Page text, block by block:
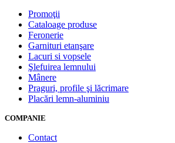
Promoţii
Cataloage produse
Feronerie
Garnituri etanşare
Lacuri si vopsele
Şlefuirea lemnului
Mânere
Praguri, profile şi lăcrimare
Placări lemn-aluminiu
COMPANIE
Contact